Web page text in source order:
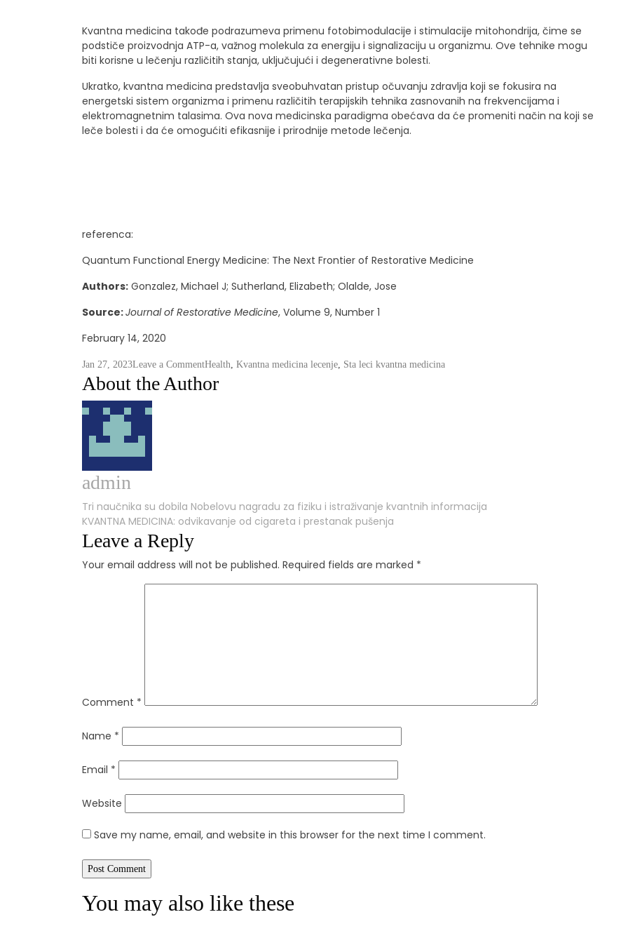
Kvantna medicina takođe podrazumeva primenu fotobimodulacije i stimulacije mitohondrija, čime se
podstiče proizvodnja ATP-a, važnog molekula za energiju i signalizaciju u organizmu. Ove tehnike mogu
biti korisne u lečenju različitih stanja, uključujući i degenerativne bolesti.
Ukratko, kvantna medicina predstavlja sveobuhvatan pristup očuvanju zdravlja koji se fokusira na
energetski sistem organizma i primenu različitih terapijskih tehnika zasnovanih na frekvencijama i
elektromagnetnim talasima. Ova nova medicinska paradigma obećava da će promeniti način na koji se
leče bolesti i da će omogućiti efikasnije i prirodnije metode lečenja.
referenca:
Quantum Functional Energy Medicine: The Next Frontier of Restorative Medicine
Authors: Gonzalez, Michael J; Sutherland, Elizabeth; Olalde, Jose
Source:Journal of Restorative Medicine, Volume 9, Number 1
February 14, 2020
Jan 27, 2023Leave a Commenton
Kvantna
medicina
Health, Kvantna medicina lecenje, Sta leci kvantna medicina
About the Author
admin
Post
navigation
Tri naučnika su dobila Nobelovu nagradu za fiziku i istraživanje kvantnih informacija
KVANTNA MEDICINA: odvikavanje od cigareta i prestanak pušenja
Leave a Reply
Your email address will not be published. Required fields are marked *
Comment *
Name *
Email *
Website
Save my name, email, and website in this browser for the next time I comment.
You may also like these